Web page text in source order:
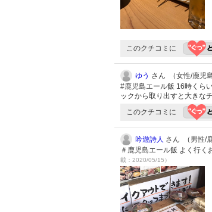
このクチコミに
ゆう さん （女性/鹿児
#鹿児島エール飯 16時くら
ックから取り出すと大きな
このクチコミに
吟遊詩人 さん （男性/
＃鹿児島エール飯 よく行
載：2020/05/15）